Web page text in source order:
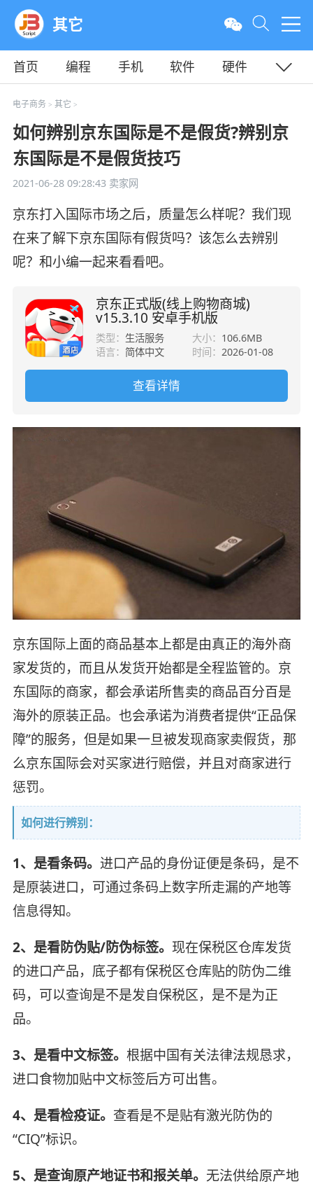
其它
首页 编程 手机 软件
硬件
教程
平面
电子商务 > 其它 >
如何辨别京东国际是不是假货?辨别京
东国际是不是假货技巧
2021-06-28 09:28:43卖家网
京东打入国际市场之后，质量怎么样呢？我们现
在来了解下京东国际有假货吗？该怎么去辨别
呢？和小编一起来看看吧。
京东正式版(线上购物商城)
v15.3.10 安卓手机版
类型： 生活服务 大小： 106.6MB
语言： 简体中文 时间： 2026-01-08
查看详情
京东国际上面的商品基本上都是由真正的海外商
家发货的，而且从发货开始都是全程监管的。京
东国际的商家，都会承诺所售卖的商品百分百是
海外的原装正品。也会承诺为消费者提供“正品保
障”的服务，但是如果一旦被发现商家卖假货，那
么京东国际会对买家进行赔偿，并且对商家进行
惩罚。
如何进行辨别：
1、是看条码。 进口产品的身份证便是条码，是不
是原装进口，可通过条码上数字所走漏的产地等
信息得知。
2、是看防伪贴/防伪标签。 现在保税区仓库发货
的进口产品，底子都有保税区仓库贴的防伪二维
码，可以查询是不是发自保税区，是不是为正
品。
3、是看中文标签。 根据中国有关法律法规恳求，
进口食物加贴中文标签后方可出售。
4、是看检疫证。 查看是不是贴有激光防伪的
“CIQ”标识。
5、是查询原产地证书和报关单。 无法供给原产地